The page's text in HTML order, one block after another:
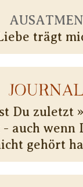
AUSATMEN
trägt
JOURNAL
Du zuletzt
auch wenn
gehört